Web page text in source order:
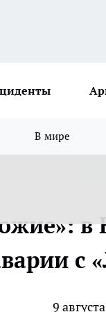
В мире
с
9